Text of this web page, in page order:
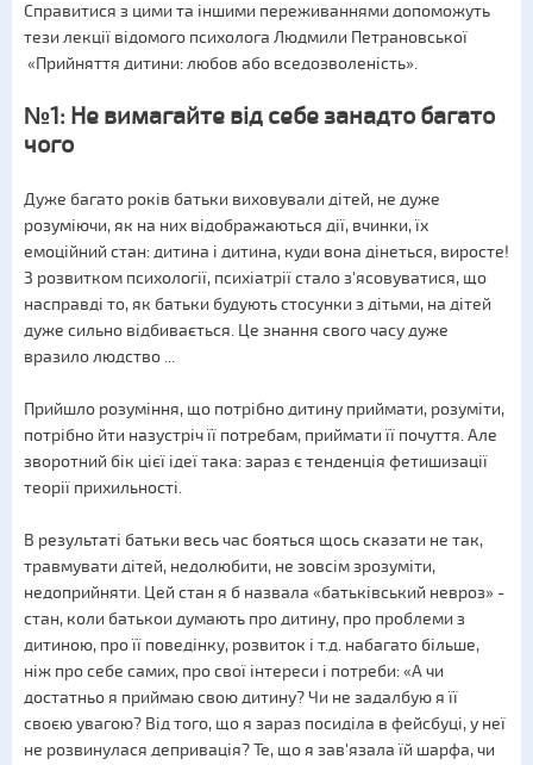
Справитися з цими та іншими переживаннями допоможуть
тези лекції відомого психолога Людмили Петрановської
«Прийняття дитини: любов або вседозволеність».
№1: Не вимагайте від себе занадто багато
чого
Дуже багато років батьки виховували дітей, не дуже
розуміючи, як на них відображаються дії, вчинки, їх
емоційний стан: дитина і дитина, куди вона дінеться, виросте!
З розвитком психології, психіатрії стало з'ясовуватися, що
насправді то, як батьки будують стосунки з дітьми, на дітей
дуже сильно відбивається. Це знання свого часу дуже
вразило людство ...
Прийшло розуміння, що потрібно дитину приймати, розуміти,
потрібно йти назустріч її потребам, приймати її почуття. Але
зворотний бік цієї ідеї така: зараз є тенденція фетишизації
теорії прихильності.
В результаті батьки весь час бояться щось сказати не так,
травмувати дітей, недолюбити, не зовсім зрозуміти,
недоприйняти. Цей стан я б назвала «батьківський невроз» -
стан, коли батькои думають про дитину, про проблеми з
дитиною, про її поведінку, розвиток і т.д. набагато більше,
ніж про себе самих, про свої інтереси і потреби: «А чи
достатньо я приймаю свою дитину? Чи не задалбую я її
своєю увагою? Від того, що я зараз посиділа в фейсбуці, у неї
не розвинулася депривація? Те, що я зав'язала їй шарфа, чи